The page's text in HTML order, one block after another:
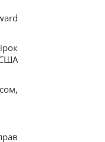
США